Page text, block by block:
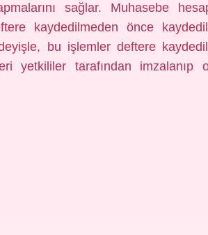
sağlar. Muhasebe
kaydedilmeden önce
bu işlemler deftere
yetkililer tarafından imzalanıp